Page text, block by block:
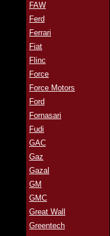
FAW
Ferd
Ferrari
Fiat
Flinc
Force
Force Motors
Ford
Fornasari
Fudi
GAC
Gaz
Gazal
GM
GMC
Great Wall
Greentech